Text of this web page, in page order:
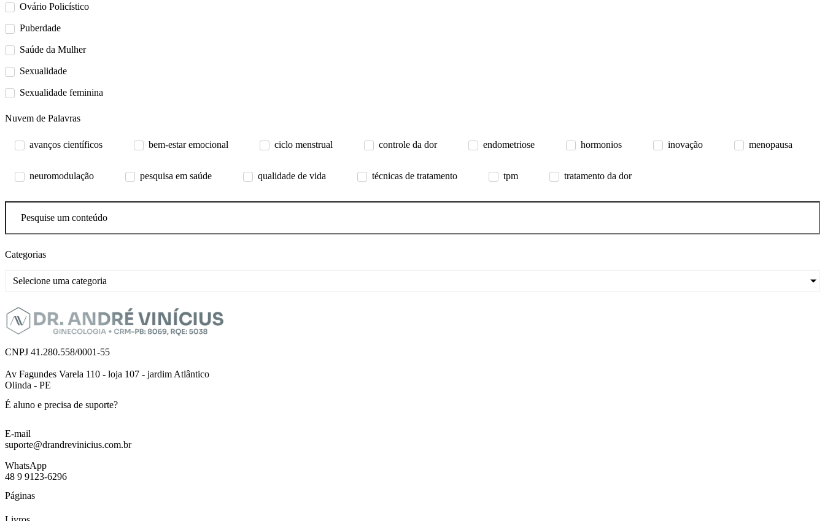
Ovário Policístico
Puberdade
Saúde da Mulher
Sexualidade
Sexualidade feminina
Nuvem de Palavras
avanços científicos bem-estar emocional ciclo menstrual controle da dor endometriose hormonios inovação menopausa
neuromodulação pesquisa em saúde qualidade de vida técnicas de tratamento tpm tratamento da dor
Categorias
Selecione uma categoria
CNPJ 41.280.558/0001-55
Av Fagundes Varela 110 - loja 107 - jardim Atlântico
Olinda - PE
É aluno e precisa de suporte?
E-mail
suporte@drandrevinicius.com.br
WhatsApp
48 9 9123-6296
Páginas